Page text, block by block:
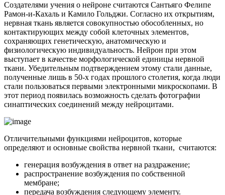
Создателями учения о нейроне считаются Сантьяго Фелипе
Рамон-и-Кахаль и Камило Гольджи. Согласно их открытиям,
нервная ткань является совокупностью обособленных, но
контактирующих между собой клеточных элементов,
сохраняющих генетическую, анатомическую и
физиологическую индивидуальность. Нейрон при этом
выступает в качестве морфологической единицы нервной
ткани. Убедительным подтверждением этому стали данные,
полученные лишь в 50-х годах прошлого столетия, когда люди
стали пользоваться первыми электронными микроскопами. В
этот период появилась возможность сделать фотографии
синаптических соединений между нейроцитами.
Отличительными функциями нейроцитов, которые
определяют и основные свойства нервной ткани, считаются:
генерация возбуждения в ответ на раздражение;
распространение возбуждения по собственной
мембране;
передача возбуждения следующему элементу.